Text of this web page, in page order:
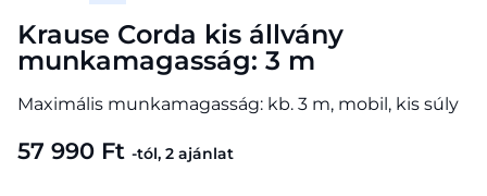
Krause Corda kis állvány
munkamagasság: 3 m
Maximális munkamagasság: kb. 3 m, mobil, kis súly
57 990 Ft -tól, 2 ajánlat